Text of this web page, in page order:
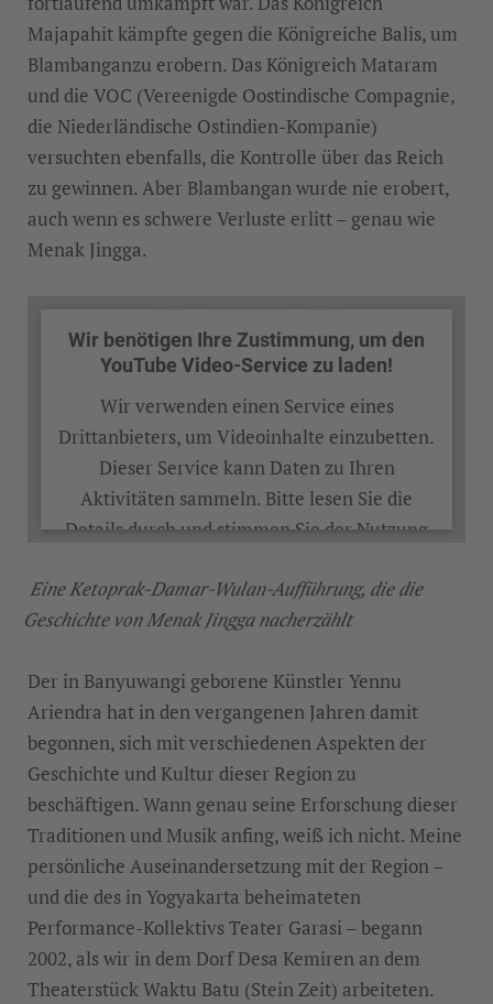
Majapahit kämpfte gegen die Königreiche Balis, um
Blambanganzu erobern. Das Königreich Mataram
und die VOC (Vereenigde Oostindische Compagnie,
die Niederländische Ostindien-Kompanie)
versuchten ebenfalls, die Kontrolle über das Reich
zu gewinnen. Aber Blambangan wurde nie erobert,
auch wenn es schwere Verluste erlitt – genau wie
Menak Jingga.
Wir benötigen Ihre Zustimmung, um den
YouTube Video-Service zu laden!
Wir verwenden einen Service eines
Drittanbieters, um Videoinhalte einzubetten.
Dieser Service kann Daten zu Ihren
Aktivitäten sammeln. Bitte lesen Sie die
Details durch und stimmen Sie der Nutzung
MEHR INFORMATIONEN
AKZEPTIEREN
Eine Ketoprak-Damar-Wulan-Aufführung, die die
Geschichte von Menak Jingga nacherzählt
Der in Banyuwangi geborene Künstler Yennu
Ariendra hat in den vergangenen Jahren damit
begonnen, sich mit verschiedenen Aspekten der
Geschichte und Kultur dieser Region zu
beschäftigen. Wann genau seine Erforschung dieser
Traditionen und Musik anfing, weiß ich nicht. Meine
persönliche Auseinandersetzung mit der Region –
und die des in Yogyakarta beheimateten
Performance-Kollektivs Teater Garasi – begann
2002, als wir in dem Dorf Desa Kemiren an dem
Theaterstück Waktu Batu (Stein Zeit) arbeiteten.